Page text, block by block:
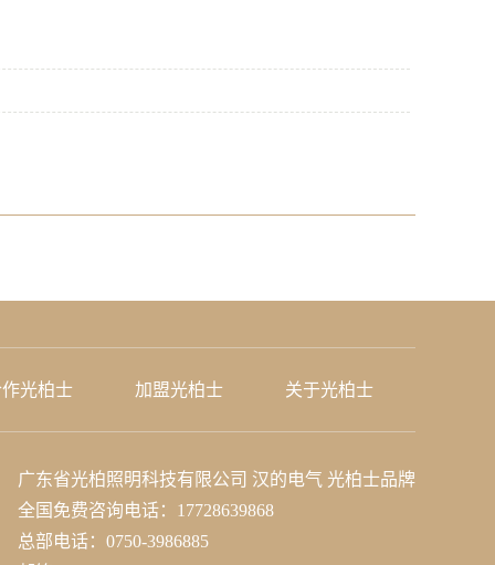
光柏士 加盟光柏士 关于光柏士
广东省光柏照明科技有限公司 汉的电气 光柏士品牌
全国免费咨询电话：17728639868
总部电话：0750-3986885